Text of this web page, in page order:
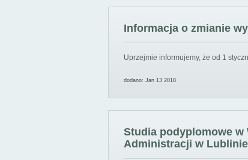
Informacja o zmianie
Uprzejmie informujemy, że od 1
dodano: Jan 13 2018
Studia podyplomowe w
Administracji w Lublinie